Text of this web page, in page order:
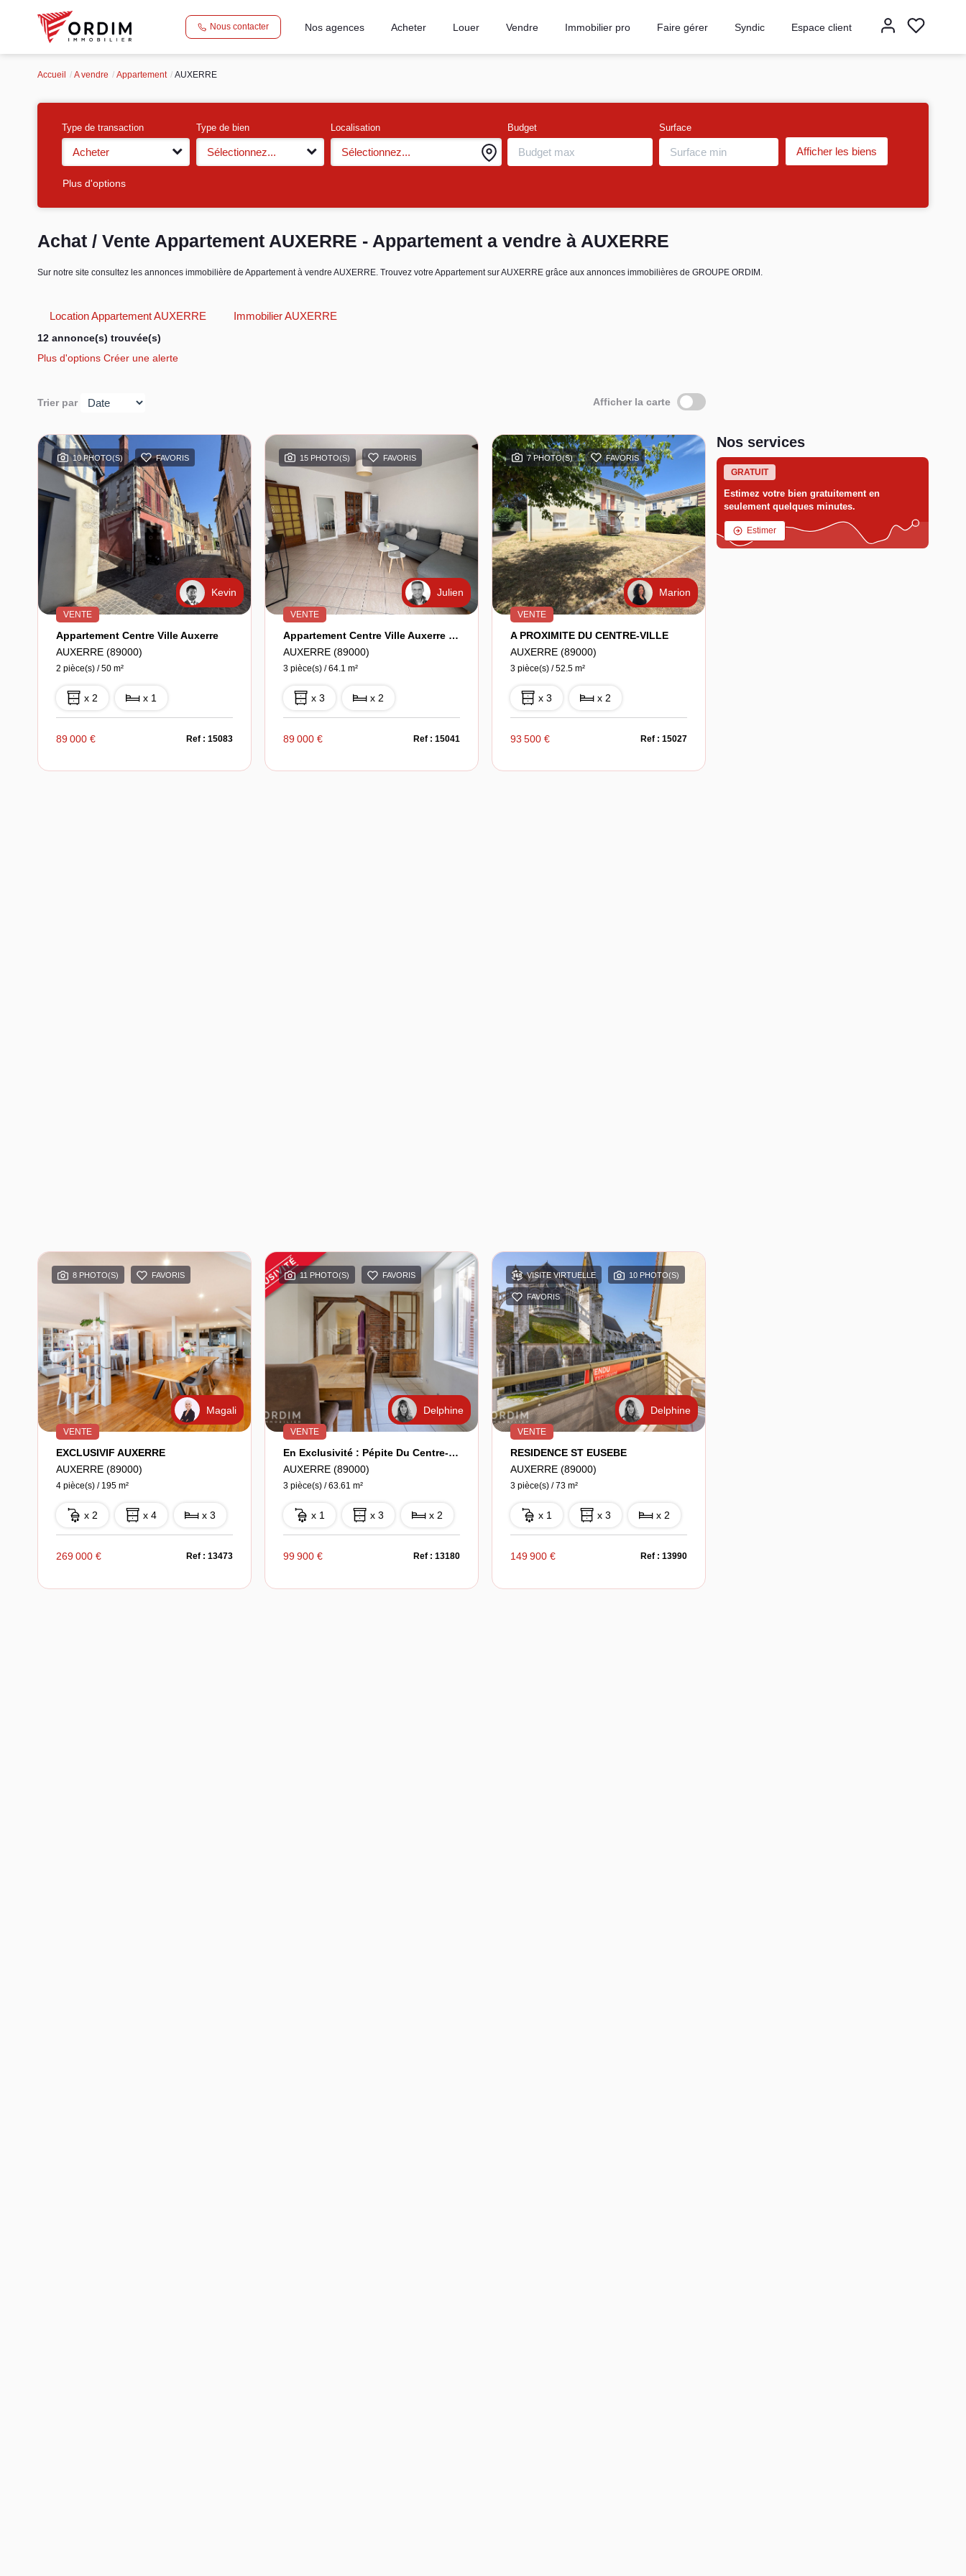
Nous contacter Nos agences Acheter Louer Vendre Immobilier pro Faire gérer Syndic Espace client
Accueil A vendre Appartement AUXERRE
Type de transaction
Acheter
Type de bien
Sélectionnez...
Localisation
Sélectionnez...
Budget Surface
Plus d'options
Achat / Vente Appartement AUXERRE - Appartement a vendre à AUXERRE
Sur notre site consultez les annonces immobilière de Appartement à vendre AUXERRE. Trouvez votre Appartement sur AUXERRE grâce aux annonces immobilières de GROUPE ORDIM.
Location Appartement AUXERRE Immobilier AUXERRE
12 annonce(s) trouvée(s)
Plus d'options Créer une alerte
Trier par Afficher la carte
10 PHOTO(S) FAVORIS
Kevin
VENTE
Appartement Centre Ville Auxerre
AUXERRE (89000)
2 pièce(s) / 50 m²
x 2 x 1
89 000 € Ref : 15083
15 PHOTO(S) FAVORIS
Julien
VENTE
Appartement Centre Ville Auxerre 3 Pièce(s)
AUXERRE (89000)
3 pièce(s) / 64.1 m²
x 3 x 2
89 000 € Ref : 15041
7 PHOTO(S) FAVORIS
Marion
VENTE
A PROXIMITE DU CENTRE-VILLE
AUXERRE (89000)
3 pièce(s) / 52.5 m²
x 3 x 2
93 500 € Ref : 15027
8 PHOTO(S) FAVORIS
Magali
VENTE
EXCLUSIVIF AUXERRE
AUXERRE (89000)
4 pièce(s) / 195 m²
x 2 x 4 x 3
269 000 € Ref : 13473
11 PHOTO(S) FAVORIS
Delphine
VENTE
En Exclusivité : Pépite Du Centre-Ville !
AUXERRE (89000)
3 pièce(s) / 63.61 m²
x 1 x 3 x 2
99 900 € Ref : 13180
VISITE VIRTUELLE 10 PHOTO(S)
FAVORIS
Delphine
VENTE
RESIDENCE ST EUSEBE
AUXERRE (89000)
3 pièce(s) / 73 m²
x 1 x 3 x 2
149 900 € Ref : 13990
Nos services
GRATUIT
Estimez votre bien gratuitement en
seulement quelques minutes.
Estimer